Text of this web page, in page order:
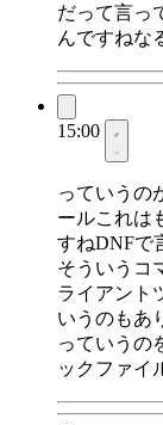
だって言っ
んですねな
15:00
っていうの
ールこれは
すねDNFで
そういうコ
ライアント
いうのもあ
っていうの
ックファイ